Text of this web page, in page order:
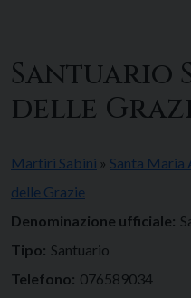
Santuario
delle
Martiri Sabini » Santa Maria
delle Grazie
Denominazione ufficiale:
Tipo: Santuario
Telefono: 076589034